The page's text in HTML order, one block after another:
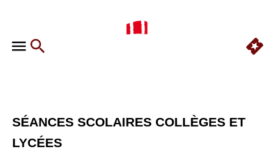
SÉANCES SCOLAIRES COLLÈGES ET
LYCÉES